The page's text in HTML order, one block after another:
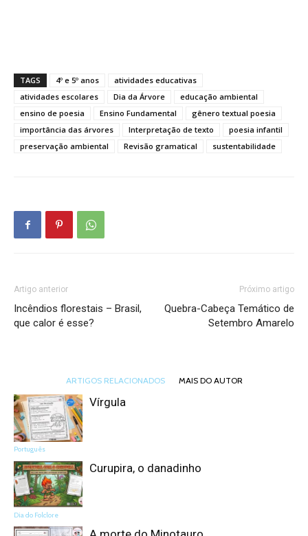
TAGS 4º e 5º anos
atividades educativas
atividades escolares
Dia da Árvore
educação ambiental
ensino de poesia
Ensino Fundamental
gênero textual poesia
importância das árvores
Interpretação de texto
poesia infantil
preservação ambiental
Revisão gramatical sustentabilidade
Artigo anterior
Incêndios florestais – Brasil,
que calor é esse?
Próximo artigo
Quebra-Cabeça Temático de
Setembro Amarelo
ARTIGOS RELACIONADOS MAIS DO AUTOR
Português
Vírgula
Dia do Folclore
Curupira, o danadinho